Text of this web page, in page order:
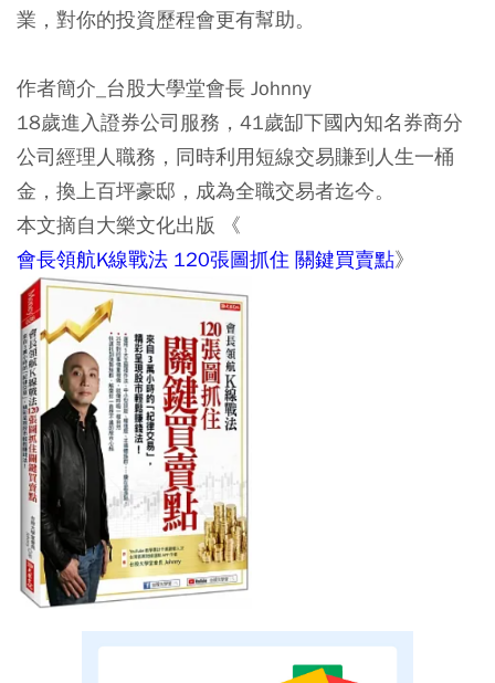
業，對你的投資歷程會更有幫助。
作者簡介_台股大學堂會長 Johnny
18歲進入證券公司服務，41歲缷下國內知名券商分
公司經理人職務，同時利用短線交易賺到人生一桶
金，換上百坪豪邸，成為全職交易者迄今。
本文摘自大樂文化出版 《
會長領航K線戰法 120張圖抓住 關鍵買賣點》